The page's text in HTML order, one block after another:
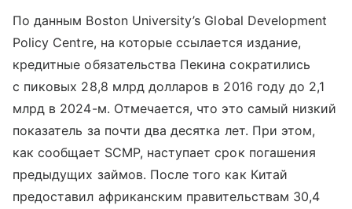
По данным Boston University’s Global Development
Policy Centre, на которые ссылается издание,
кредитные обязательства Пекина сократились
с пиковых 28,8 млрд долларов в 2016 году до 2,1
млрд в 2024-м. Отмечается, что это самый низкий
показатель за почти два десятка лет. При этом,
как сообщает SCMP, наступает срок погашения
предыдущих займов. После того как Китай
предоставил африканским правительствам 30,4